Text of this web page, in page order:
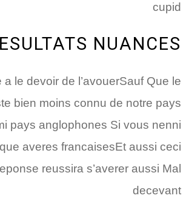
cupid
NUANCES
le devoir de l’avouerSauf Que le
bien moins connu de notre pays
pays anglophones Si vous nenni
averes francaisesEt aussi ceci
reussira s’averer aussi Mal
decevant